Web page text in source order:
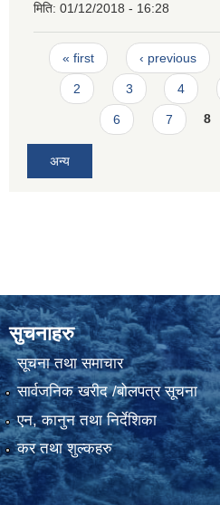
मिति: 01/12/2018 - 16:28
Pages
« first ‹ previous
2 3 4
6 7 8
अन्य
सुचनाहरु
सूचना तथा समाचार
सार्वजनिक खरीद /बोलपत्र सूचना
एन, कानुन तथा निर्देशिका
कर तथा शुल्कहरु